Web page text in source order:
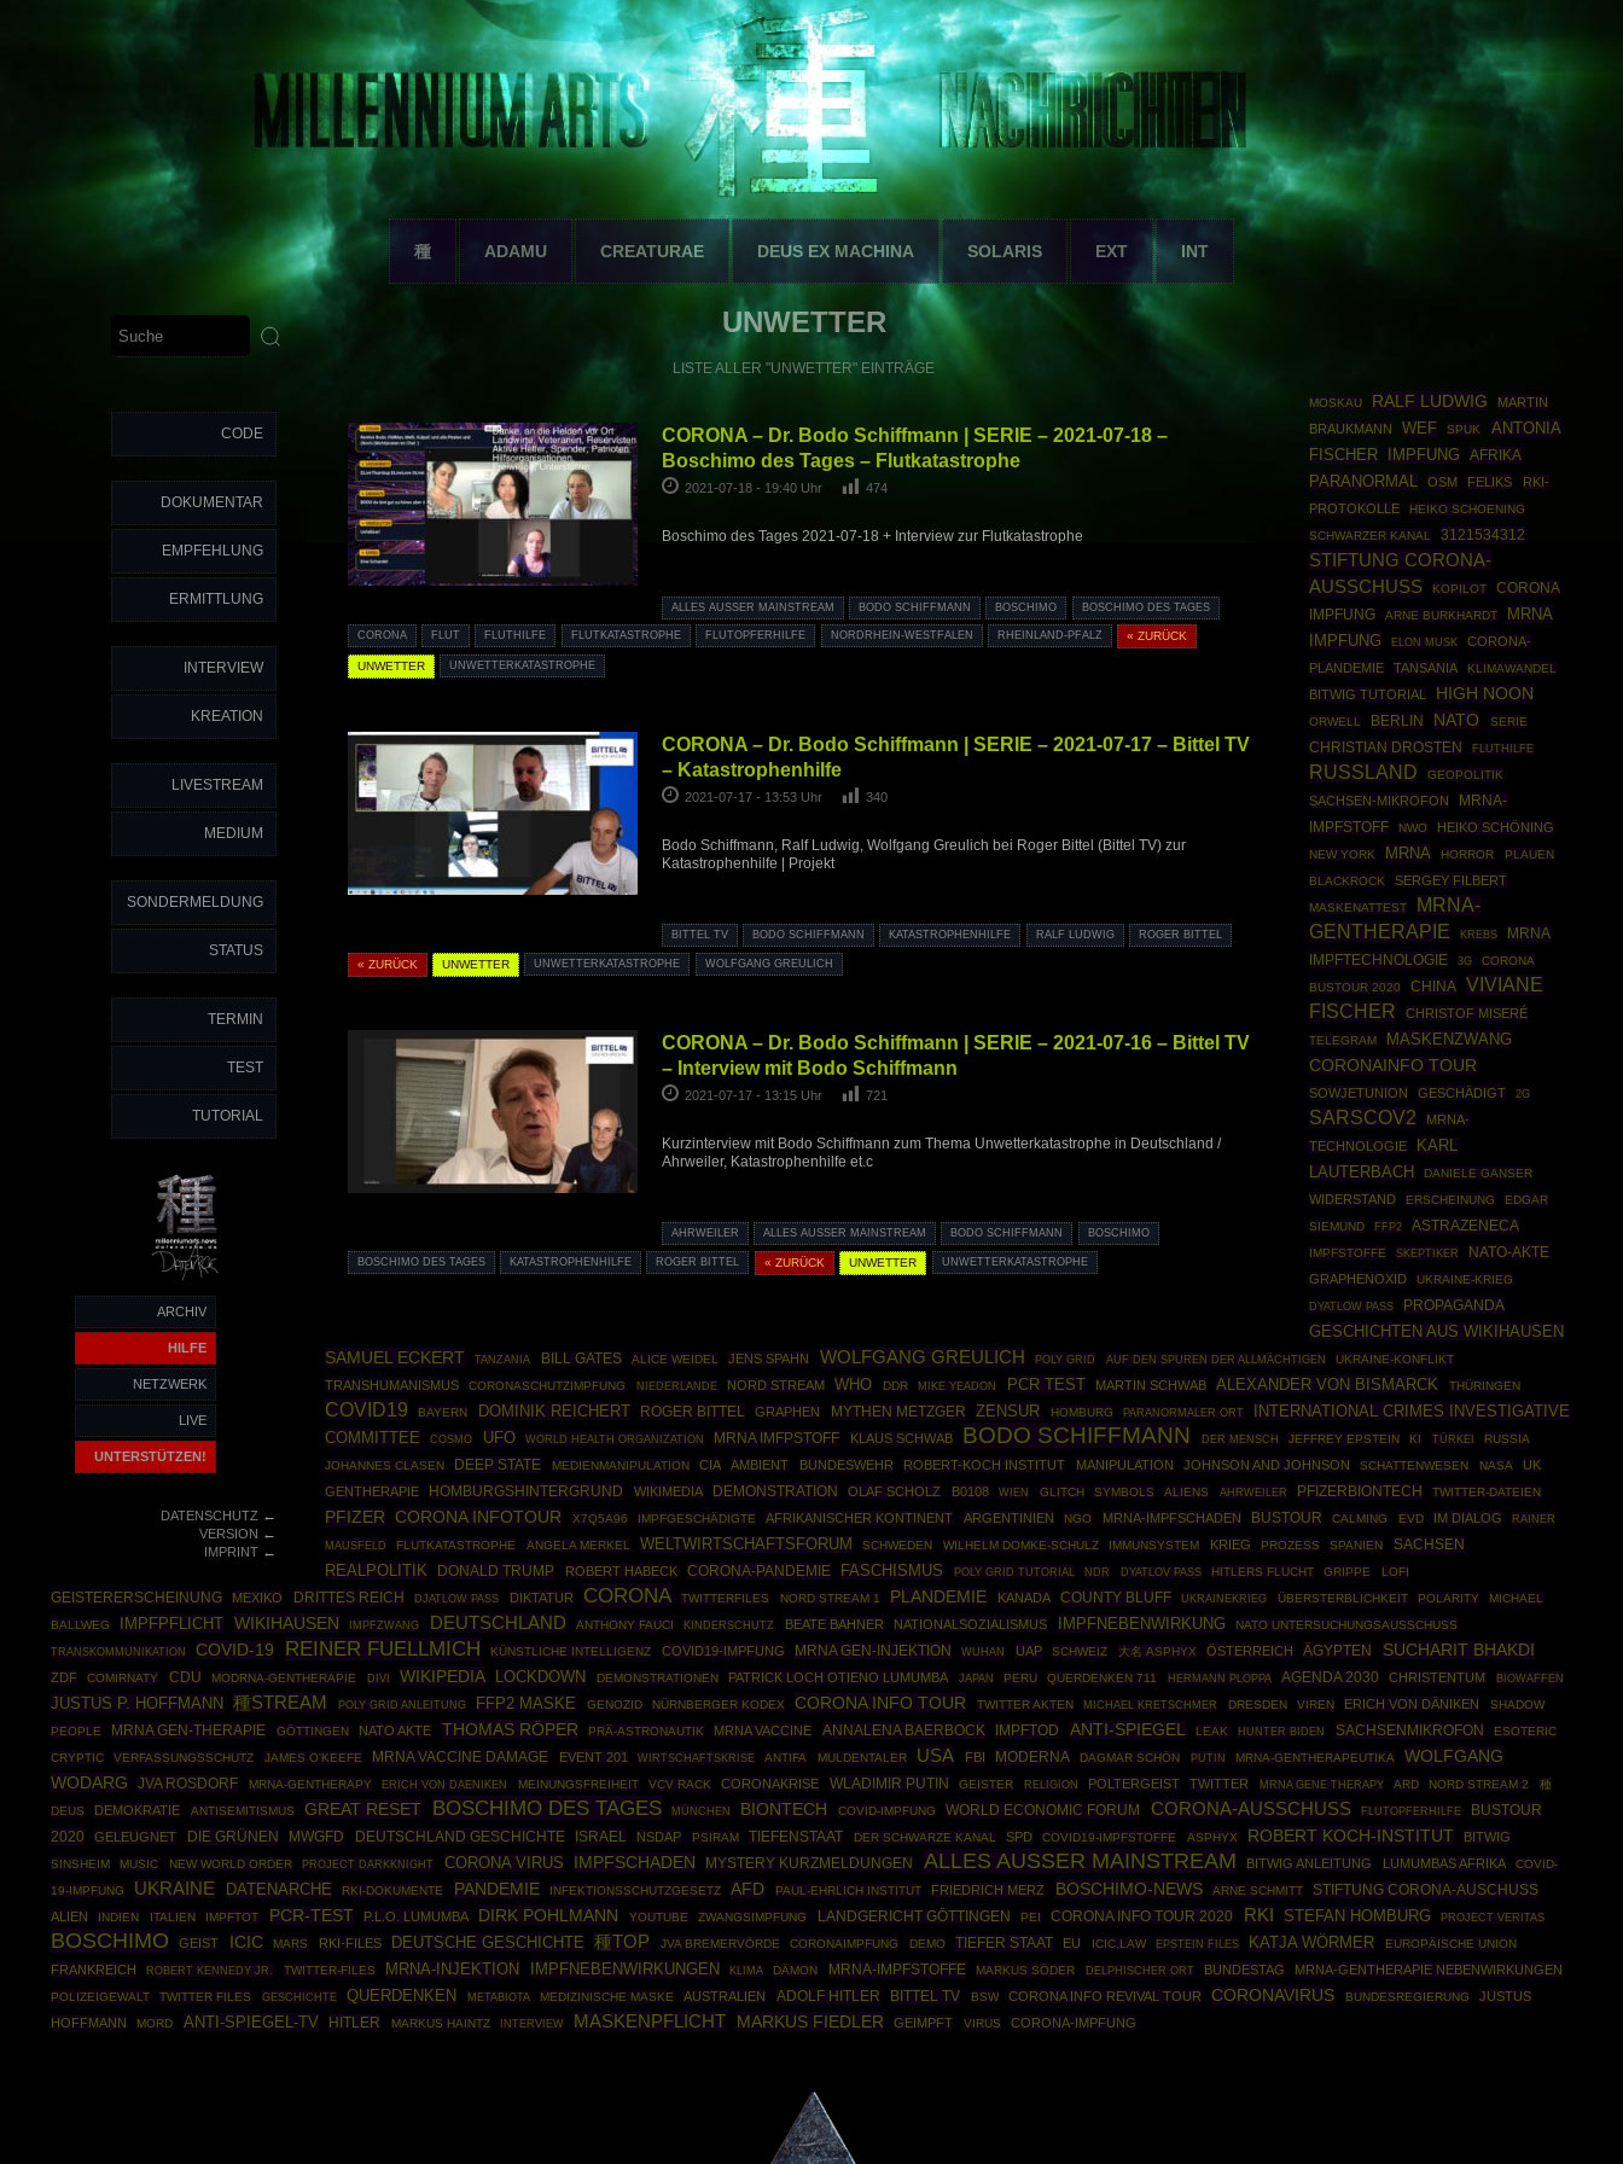
種 ADAMU CREATURAE DEUS EX MACHINA SOLARIS EXT INT
CODE
DOKUMENTAR
EMPFEHLUNG
ERMITTLUNG
INTERVIEW
KREATION
LIVESTREAM
MEDIUM
SONDERMELDUNG
STATUS
TERMIN
TEST
TUTORIAL
ARCHIV
HILFE
NETZWERK
LIVE
UNTERSTÜTZEN!
DATENSCHUTZ←
VERSION ←
IMPRINT←
UNWETTER
LISTE ALLER "UNWETTER" EINTRÄGE
CORONA – Dr. Bodo Schiffmann | SERIE – 2021-07-18 –
Boschimo des Tages – Flutkatastrophe
2021-07-18 - 19:40 Uhr 474
Boschimo des Tages 2021-07-18 + Interview zur Flutkatastrophe
ALLES AUSSER MAINSTREAM BODO SCHIFFMANN BOSCHIMO BOSCHIMO DES TAGES
CORONA FLUT FLUTHILFE FLUTKATASTROPHE FLUTOPFERHILFE NORDRHEIN-WESTFALEN RHEINLAND-PFALZ « ZURÜCK
UNWETTER UNWETTERKATASTROPHE
CORONA – Dr. Bodo Schiffmann | SERIE – 2021-07-17 – Bittel TV
– Katastrophenhilfe
2021-07-17 - 13:53 Uhr 340
Bodo Schiffmann, Ralf Ludwig, Wolfgang Greulich bei Roger Bittel (Bittel TV) zur
Katastrophenhilfe | Projekt
BITTEL TV BODO SCHIFFMANN KATASTROPHENHILFE RALF LUDWIG ROGER BITTEL
« ZURÜCK UNWETTER UNWETTERKATASTROPHE WOLFGANG GREULICH
CORONA – Dr. Bodo Schiffmann | SERIE – 2021-07-16 – Bittel TV
– Interview mit Bodo Schiffmann
2021-07-17 - 13:15 Uhr 721
Kurzinterview mit Bodo Schiffmann zum Thema Unwetterkatastrophe in Deutschland /
Ahrweiler, Katastrophenhilfe et.c
AHRWEILER ALLES AUSSER MAINSTREAM BODO SCHIFFMANN BOSCHIMO
BOSCHIMO DES TAGES KATASTROPHENHILFE ROGER BITTEL « ZURÜCK UNWETTER UNWETTERKATASTROPHE
MOSKAU RALF LUDWIG
MARTIN
BRAUKMANN
WEF SPUK
ANTONIA
FISCHER
IMPFUNG AFRIKA
PARANORMAL OSM FELIKS
RKI-
PROTOKOLLE
HEIKO SCHOENING
SCHWARZER KANAL
3121534312
STIFTUNG CORONA-
AUSSCHUSS
KOPILOT
CORONA
IMPFUNG
ARNE BURKHARDT
MRNA
IMPFUNG
ELON MUSK
CORONA-
PLANDEMIE
TANSANIA KLIMAWANDEL
BITWIG TUTORIAL HIGH NOON
ORWELL BERLIN NATO SERIE
CHRISTIAN DROSTEN FLUTHILFE
RUSSLAND GEOPOLITIK
SACHSEN-MIKROFON
MRNA-
IMPFSTOFF
NWO HEIKO SCHÖNING
NEW YORK MRNA HORROR
PLAUEN
BLACKROCK
SERGEY FILBERT
MASKENATTEST
MRNA-
GENTHERAPIE
KREBS
MRNA
IMPFTECHNOLOGIE
3G
CORONA
BUSTOUR 2020
CHINA
VIVIANE
FISCHER
CHRISTOF MISERÉ
TELEGRAM
MASKENZWANG
CORONAINFO TOUR
SOWJETUNION GESCHÄDIGT 2G
SARSCOV2
MRNA-
TECHNOLOGIE
KARL
LAUTERBACH
DANIELE GANSER
WIDERSTAND ERSCHEINUNG
EDGAR
SIEMUND
FFP2 ASTRAZENECA
IMPFSTOFFE SKEPTIKER NATO-AKTE
GRAPHENOXID UKRAINE-KRIEG
DYATLOW PASS PROPAGANDA
GESCHICHTEN AUS WIKIHAUSEN
SAMUEL ECKERT TANZANIA BILL GATES ALICE WEIDEL JENS SPAHN WOLFGANG GREULICH POLY GRID AUF DEN SPUREN DER ALLMÄCHTIGEN UKRAINE-KONFLIKT
TRANSHUMANISMUS CORONASCHUTZIMPFUNG NIEDERLANDE NORD STREAM WHO DDR MIKE YEADON PCR TEST MARTIN SCHWAB ALEXANDER VON BISMARCK THÜRINGEN
COVID19 BAYERN DOMINIK REICHERT ROGER BITTEL GRAPHEN MYTHEN METZGER ZENSUR HOMBURG PARANORMALER ORT
INTERNATIONAL CRIMES INVESTIGATIVE
COMMITTEE
COSMO UFO WORLD HEALTH ORGANIZATION MRNA IMFPSTOFF KLAUS SCHWAB BODO SCHIFFMANN DER MENSCH JEFFREY EPSTEIN KI TÜRKEI
RUSSIA
JOHANNES CLASEN
DEEP STATE MEDIENMANIPULATION CIA AMBIENT BUNDESWEHR ROBERT-KOCH INSTITUT MANIPULATION JOHNSON AND JOHNSON SCHATTENWESEN NASA
UK
GENTHERAPIE
HOMBURGSHINTERGRUND WIKIMEDIA DEMONSTRATION OLAF SCHOLZ B0108 WIEN GLITCH SYMBOLS ALIENS AHRWEILER PFIZERBIONTECH TWITTER-DATEIEN
PFIZER CORONA INFOTOUR X7Q5A96 IMPFGESCHÄDIGTE AFRIKANISCHER KONTINENT ARGENTINIEN NGO MRNA-IMPFSCHADEN BUSTOUR CALMING EVD IM DIALOG
RAINER
MAUSFELD
FLUTKATASTROPHE ANGELA MERKEL WELTWIRTSCHAFTSFORUM SCHWEDEN WILHELM DOMKE-SCHULZ IMMUNSYSTEM KRIEG PROZESS SPANIEN SACHSEN
REALPOLITIK DONALD TRUMP ROBERT HABECK CORONA-PANDEMIE FASCHISMUS POLY GRID TUTORIAL NDR DYATLOV PASS HITLERS FLUCHT GRIPPE LOFI
GEISTERERSCHEINUNG MEXIKO DRITTES REICH DJATLOW PASS DIKTATUR CORONA TWITTERFILES NORD STREAM 1 PLANDEMIE KANADA COUNTY BLUFF UKRAINEKRIEG ÜBERSTERBLICHKEIT POLARITY
MICHAEL
BALLWEG
IMPFPFLICHT WIKIHAUSEN IMPFZWANG DEUTSCHLAND ANTHONY FAUCI KINDERSCHUTZ BEATE BAHNER NATIONALSOZIALISMUS IMPFNEBENWIRKUNG NATO UNTERSUCHUNGSAUSSCHUSS
TRANSKOMMUNIKATION COVID-19 REINER FUELLMICH KÜNSTLICHE INTELLIGENZ COVID19-IMPFUNG MRNA GEN-INJEKTION WUHAN UAP SCHWEIZ 大名 ASPHYX ÖSTERREICH ÄGYPTEN SUCHARIT BHAKDI
ZDF COMIRNATY CDU MODRNA-GENTHERAPIE DIVI WIKIPEDIA LOCKDOWN DEMONSTRATIONEN PATRICK LOCH OTIENO LUMUMBA JAPAN PERU QUERDENKEN 711 HERMANN PLOPPA AGENDA 2030 CHRISTENTUM BIOWAFFEN
JUSTUS P. HOFFMANN 種STREAM POLY GRID ANLEITUNG FFP2 MASKE GENOZID NÜRNBERGER KODEX CORONA INFO TOUR TWITTER AKTEN MICHAEL KRETSCHMER DRESDEN VIREN ERICH VON DÄNIKEN
SHADOW
PEOPLE
MRNA GEN-THERAPIE GÖTTINGEN NATO AKTE THOMAS RÖPER PRÄ-ASTRONAUTIK MRNA VACCINE ANNALENA BAERBOCK IMPFTOD ANTI-SPIEGEL LEAK HUNTER BIDEN SACHSENMIKROFON
ESOTERIC
CRYPTIC
VERFASSUNGSSCHUTZ JAMES O'KEEFE MRNA VACCINE DAMAGE EVENT 201 WIRTSCHAFTSKRISE ANTIFA MULDENTALER USA FBI MODERNA DAGMAR SCHÖN PUTIN MRNA-GENTHERAPEUTIKA
WOLFGANG
WODARG
JVA ROSDORF MRNA-GENTHERAPY ERICH VON DAENIKEN MEINUNGSFREIHEIT VCV RACK CORONAKRISE WLADIMIR PUTIN GEISTER RELIGION POLTERGEIST TWITTER MRNA GENE THERAPY ARD NORD STREAM 2
種
DEUS
DEMOKRATIE ANTISEMITISMUS GREAT RESET BOSCHIMO DES TAGES MÜNCHEN BIONTECH COVID-IMPFUNG WORLD ECONOMIC FORUM CORONA-AUSSCHUSS FLUTOPFERHILFE
BUSTOUR
2020
GELEUGNET DIE GRÜNEN MWGFD DEUTSCHLAND GESCHICHTE ISRAEL NSDAP PSIRAM TIEFENSTAAT DER SCHWARZE KANAL SPD COVID19-IMPFSTOFFE ASPHYX ROBERT KOCH-INSTITUT BITWIG
SINSHEIM MUSIC NEW WORLD ORDER PROJECT DARKKNIGHT CORONA VIRUS IMPFSCHADEN MYSTERY KURZMELDUNGEN ALLES AUSSER MAINSTREAM BITWIG ANLEITUNG LUMUMBAS AFRIKA
COVID-
19-IMPFUNG
UKRAINE DATENARCHE RKI-DOKUMENTE PANDEMIE INFEKTIONSSCHUTZGESETZ AFD PAUL-EHRLICH INSTITUT FRIEDRICH MERZ BOSCHIMO-NEWS ARNE SCHMITT STIFTUNG CORONA-AUSCHUSS
ALIEN INDIEN ITALIEN IMPFTOT PCR-TEST P.L.O. LUMUMBA DIRK POHLMANN YOUTUBE ZWANGSIMPFUNG LANDGERICHT GÖTTINGEN PEI CORONA INFO TOUR 2020 RKI STEFAN HOMBURG PROJECT VERITAS
BOSCHIMO GEIST ICIC MARS RKI-FILES DEUTSCHE GESCHICHTE 種TOP JVA BREMERVÖRDE CORONAIMPFUNG DEMO TIEFER STAAT EU ICIC.LAW EPSTEIN FILES KATJA WÖRMER EUROPÄISCHE UNION
FRANKREICH ROBERT KENNEDY JR. TWITTER-FILES MRNA-INJEKTION IMPFNEBENWIRKUNGEN KLIMA DÄMON MRNA-IMPFSTOFFE MARKUS SÖDER DELPHISCHER ORT BUNDESTAG MRNA-GENTHERAPIE NEBENWIRKUNGEN
POLIZEIGEWALT TWITTER FILES GESCHICHTE QUERDENKEN METABIOTA MEDIZINISCHE MASKE AUSTRALIEN ADOLF HITLER BITTEL TV BSW CORONA INFO REVIVAL TOUR CORONAVIRUS BUNDESREGIERUNG
JUSTUS
HOFFMANN
MORD ANTI-SPIEGEL-TV HITLER MARKUS HAINTZ INTERVIEW MASKENPFLICHT MARKUS FIEDLER GEIMPFT VIRUS CORONA-IMPFUNG